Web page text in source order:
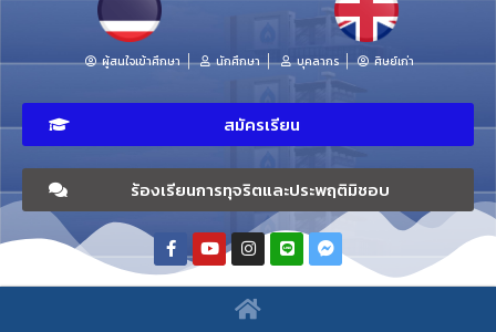
ผู้สนใจเข้าศึกษา นักศึกษา บุคลากร ศิษย์เก่า
สมัครเรียน
ร้องเรียนการทุจริตและประพฤติมิชอบ